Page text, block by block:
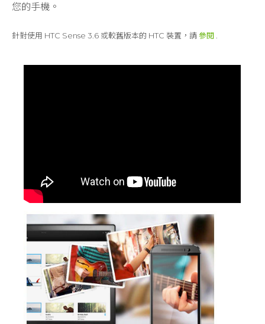
您的手機。
針對使用 HTC Sense 3.6 或較舊版本的 HTC 裝置，請參閱